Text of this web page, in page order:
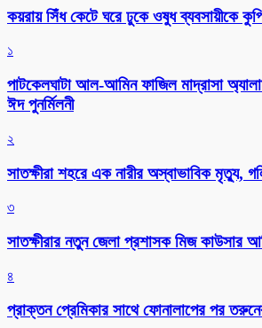
কয়রায় সিঁধ কেটে ঘরে ঢুকে ওষুধ ব্যবসায়ীকে
১
পাটকেলঘাটা আল-আমিন ফাজিল মাদ্রাসা
ঈদ পুনর্মিলনী
২
সাতক্ষীরা শহরে এক নারীর অস্বাভাবিক মৃত্যু,
৩
সাতক্ষীরার নতুন জেলা প্রশাসক মিজ কাউসার
৪
প্রাক্তন প্রেমিকার সাথে ফোনালাপের পর